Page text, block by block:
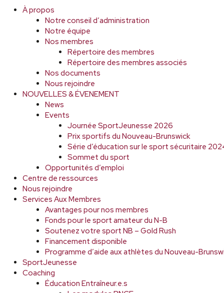
À propos
Notre conseil d’administration
Notre équipe
Nos membres
Répertoire des membres
Répertoire des membres associés
Nos documents
Nous rejoindre
NOUVELLES & ÉVENEMENT
News
Events
Journée SportJeunesse 2026
Prix sportifs du Nouveau-Brunswick
Série d’éducation sur le sport sécuritaire
Sommet du sport
Opportunités d’emploi
Centre de ressources
Nous rejoindre
Services Aux Membres
Avantages pour nos membres
Fonds pour le sport amateur du N-B
Soutenez votre sport NB – Gold Rush
Financement disponible
Programme d’aide aux athlètes du Nouveau-
SportJeunesse
Coaching
Éducation Entraîneur.e.s